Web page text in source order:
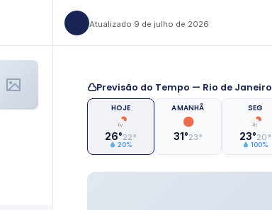
Atualizado 9 de julho de 2026
Previsão do Tempo — Rio de Janeiro
HOJE
26°22°
20%
AMANHÃ
31°23°
SEG
23°20°
100%